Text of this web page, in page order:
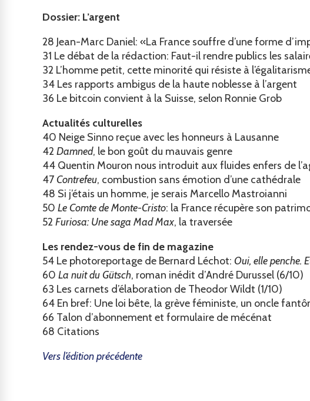
Dossier: L’argent
28 Jean-Marc Daniel: «La France souffre d’une forme
31 Le débat de la rédaction: Faut-il rendre publics les
32 L’homme petit, cette minorité qui résiste à
34 Les rapports ambigus de la haute noblesse à l’argent
36 Le bitcoin convient à la Suisse, selon Ronnie Grob
Actualités culturelles
40 Neige Sinno reçue avec les honneurs à Lausanne
42 Damned, le bon goût du mauvais genre
44 Quentin Mouron nous introduit aux fluides enfers de
47Contrefeu, combustion sans émotion d’une cathédrale
48 Si j’étais un homme, je serais Marcello Mastroianni
50 Le Comte de Monte-Cristo: la France récupère son
52 Furiosa: Une saga Mad Max, la traversée
Les rendez-vous de fin de magazine
54 Le photoreportage de Bernard Léchot:Oui, elle penche.
60 La nuit du Gütsch, roman inédit d’André Durussel (6/10)
63 Les carnets d’élaboration de Theodor Wildt (1/10)
64 En bref: Une loi bête, la grève féministe, un oncle
66 Talon d’abonnement et formulaire de mécénat
68 Citations
Vers l’édition précédente